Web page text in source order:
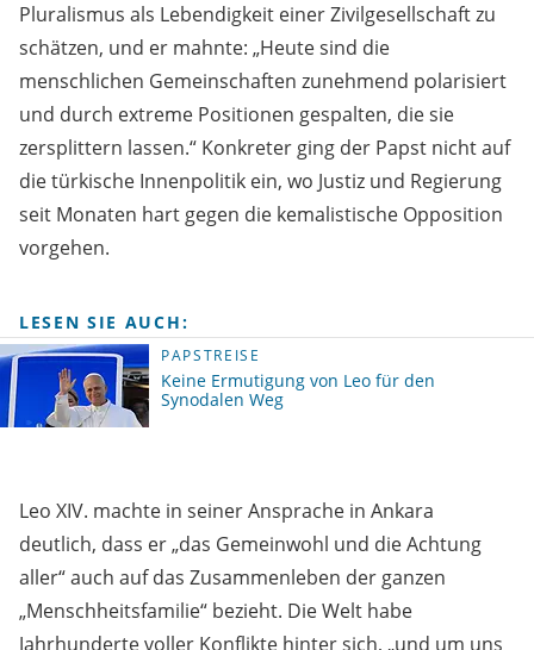
Pluralismus als Lebendigkeit einer Zivilgesellschaft zu
schätzen, und er mahnte: „Heute sind die
menschlichen Gemeinschaften zunehmend polarisiert
und durch extreme Positionen gespalten, die sie
zersplittern lassen.“ Konkreter ging der Papst nicht auf
die türkische Innenpolitik ein, wo Justiz und Regierung
seit Monaten hart gegen die kemalistische Opposition
vorgehen.
LESEN SIE AUCH:
PAPSTREISE
Keine Ermutigung von Leo für den
Synodalen Weg
Leo XIV. machte in seiner Ansprache in Ankara
deutlich, dass er „das Gemeinwohl und die Achtung
aller“ auch auf das Zusammenleben der ganzen
„Menschheitsfamilie“ bezieht. Die Welt habe
Jahrhunderte voller Konflikte hinter sich, „und um uns